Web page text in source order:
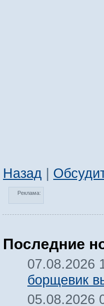
Назад |
Реклама:
Последние
07.08.2026
борщевик
05.08.2026